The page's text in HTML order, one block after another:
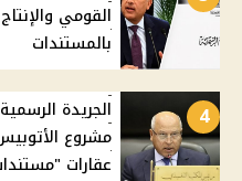
القومي
بالمستندات
4
الجريدة
مشروع
عقارات